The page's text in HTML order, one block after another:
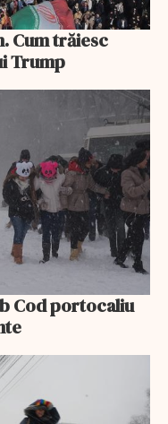
Cum trăiesc
Trump
Cod portocaliu